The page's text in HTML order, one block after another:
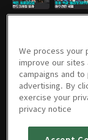
8/6 TV조
선 • 2분
8/6 TV조
선 • 2분
We process your
improve our sites
campaigns and
advertising. By
exercise your
privacy notice